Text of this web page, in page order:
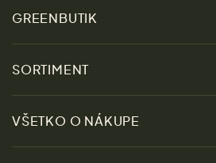
GREENBUTIK
O nás
Udržateľnosť
SORTIMENT
Zľavy
Ženy
VŠETKO O NÁKUPE